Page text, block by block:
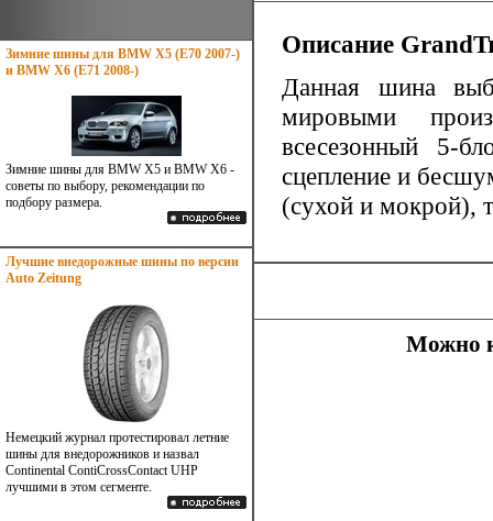
Зимние шины для BMW X5 (E70 2007-)
и BMW X6 (E71 2008-)
Зимние шины для BMW X5 и BMW X6 -
советы по выбору, рекомендации по
подбору размера.
Лучшие внедорожные шины по версии
Auto Zeitung
Немецкий журнал протестировал летние
шины для внедорожников и назвал
Continental ContiCrossContact UHP
лучшими в этом сегменте.
Описание
Данная шина
мировыми
всесезонный 5-
сцепление и
(сухой и мокрой),
Можно